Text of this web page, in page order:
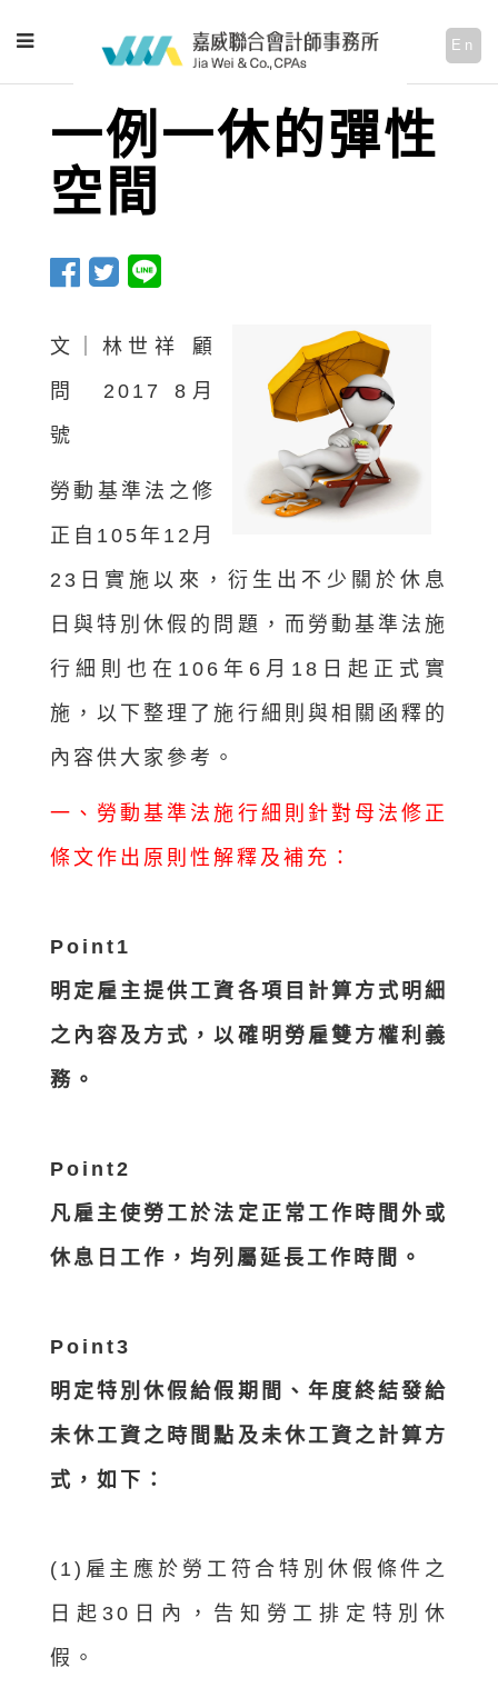
En
一例一休的彈性
空間
文｜林世祥 顧
問 2017 8月
號
勞動基準法之修
正自105年12月
23日實施以來，衍生出不少關於休息
日與特別休假的問題，而勞動基準法施
行細則也在106年6月18日起正式實
施，以下整理了施行細則與相關函釋的
內容供大家參考。
一、勞動基準法施行細則針對母法修正
條文作出原則性解釋及補充：
Point1
明定雇主提供工資各項目計算方式明細
之內容及方式，以確明勞雇雙方權利義
務。
Point2
凡雇主使勞工於法定正常工作時間外或
休息日工作，均列屬延長工作時間。
Point3
明定特別休假給假期間、年度終結發給
未休工資之時間點及未休工資之計算方
式，如下：
(1)雇主應於勞工符合特別休假條件之
日起30日內，告知勞工排定特別休
假。